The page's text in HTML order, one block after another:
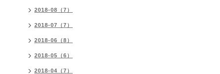
2018-08（7）
2018-07（7）
2018-06（8）
2018-05（6）
2018-04（7）